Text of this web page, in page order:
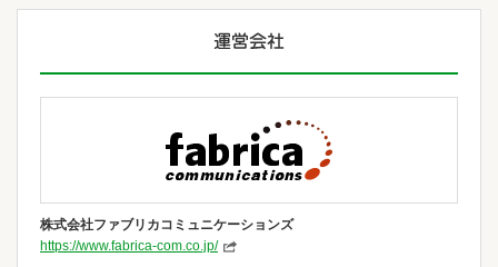
株式会社ファブリカコミュニケーションズ
https://www.fabrica-com.co.jp/